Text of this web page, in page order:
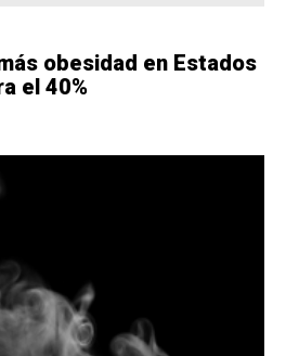
obesidad en Estados
el 40%